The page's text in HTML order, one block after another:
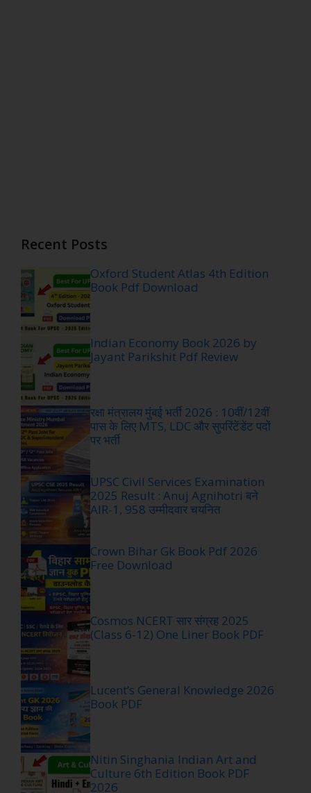
Recent Posts
Oxford Student Atlas 4th Edition
Book Pdf Download
Indian Economy Book 2026 by
Jayant Parikshit Pdf Review
रक्षा मंत्रालय मुंबई भर्ती 2026 : 10वीं/12वीं
पास के लिए MTS, LDC और सुपरिंटेंडेंट पदों
पर भर्ती
UPSC Civil Services Examination
2025 Result : Anuj Agnihotri बने
AIR-1, 958 उम्मीदवार चयनित
Crown Bihar Gk Book Pdf 2026
Free Download
Cosmos NCERT सार संग्रह 2025
(Class 6-12) One Liner Book PDF
Lucent’s General Knowledge 2026
Book PDF
Nitin Singhania Indian Art and
Culture 6th Edition Book PDF
2026